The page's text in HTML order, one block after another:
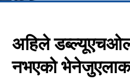
अहिले
नभएको